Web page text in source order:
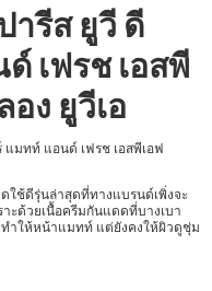
ารีส ยูวี ดี
เฟรช เอสพี
อง ยูวีเอ
ใช้ดีรุ่นล่าสุดที่ทางแบรนด์เพิ่งจะ
าะด้วยเนื้อครีมกันแดดที่บางเบา
ทำให้หน้าแมทท์ แต่ยังคงให้ผิวดูชุ่ม